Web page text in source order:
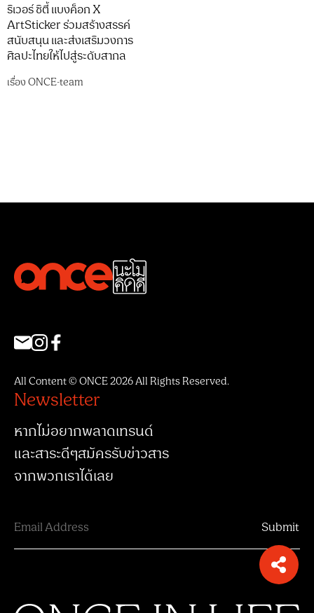
ริเวอร์ ซิตี้ แบงค็อก X
ArtSticker ร่วมสร้างสรรค์
สนับสนุน และส่งเสริมวงการ
ศิลปะไทยให้ไปสู่ระดับสากล
เรื่องONCE-team
All Content © ONCE 2026 All Rights Reserved.
Newsletter
หากไม่อยากพลาดเทรนด์
และสาระดีๆสมัครรับข่าวสาร
จากพวกเราได้เลย